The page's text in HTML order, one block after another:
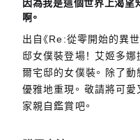
因為我是這個世界上渴望
啊。
出自《Re:從零開始的異
邸女僕裝登場！ 艾姬多
爾宅邸的女僕裝。 除了
優雅地重現。 敬請將可
家親自鑑賞吧。